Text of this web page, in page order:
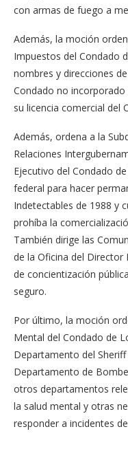
con armas de fuego a
Además, la moción
Impuestos del Condado
nombres y direcciones
Condado no
su licencia comercial del
Además, ordena a la
Relaciones
Ejecutivo del Condado
federal para hacer
Indetectables de 1988 y
prohíba la
También dirige las
de la Oficina del Director
de concientización
seguro.
Por último, la moción
Mental del Condado de
Departamento del
Departamento de
otros departamentos
la salud mental y otras
responder a incidentes